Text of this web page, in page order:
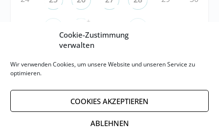
Cookie-Zustimmung
verwalten
Wir verwenden Cookies, um unsere Website und unseren Service zu
optimieren.
COOKIES AKZEPTIEREN
ABLEHNEN
+
RSS
RSS-FEED abonnieren